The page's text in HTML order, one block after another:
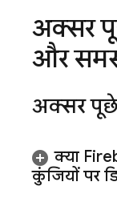
अक्सर
और
अक्सर
क्या
कुंजियों पर